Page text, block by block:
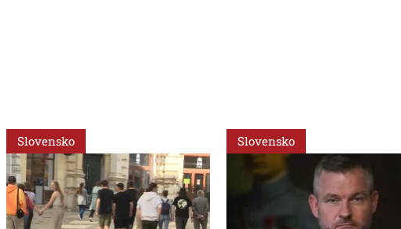
Slovensko Slovensko